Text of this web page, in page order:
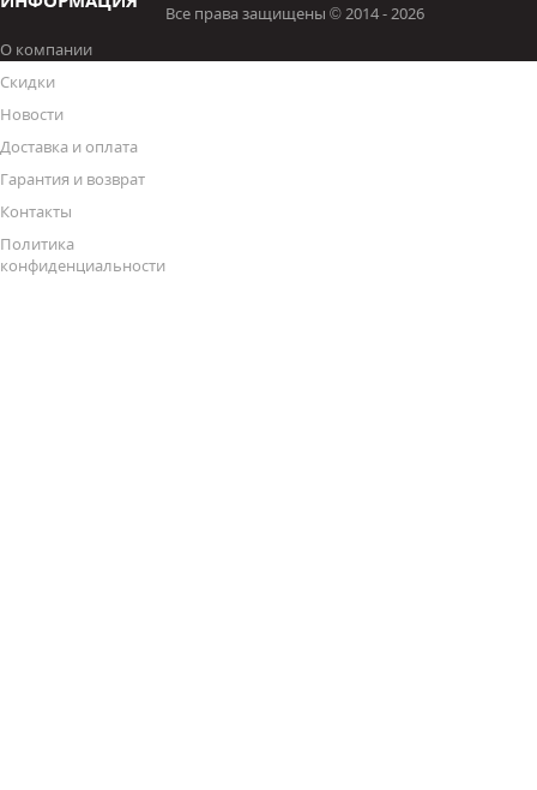
О компании
Скидки
Новости
Доставка и оплата
Гарантия и возврат
Контакты
Политика
конфиденциальности
Все права защищены © 2014 - 2026